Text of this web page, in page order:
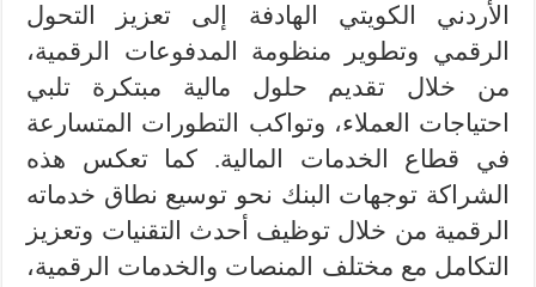
الأردني الكويتي الهادفة إلى تعزيز التحول
الرقمي وتطوير منظومة المدفوعات الرقمية،
من خلال تقديم حلول مالية مبتكرة تلبي
احتياجات العملاء، وتواكب التطورات المتسارعة
في قطاع الخدمات المالية. كما تعكس هذه
الشراكة توجهات البنك نحو توسيع نطاق خدماته
الرقمية من خلال توظيف أحدث التقنيات وتعزيز
التكامل مع مختلف المنصات والخدمات الرقمية،